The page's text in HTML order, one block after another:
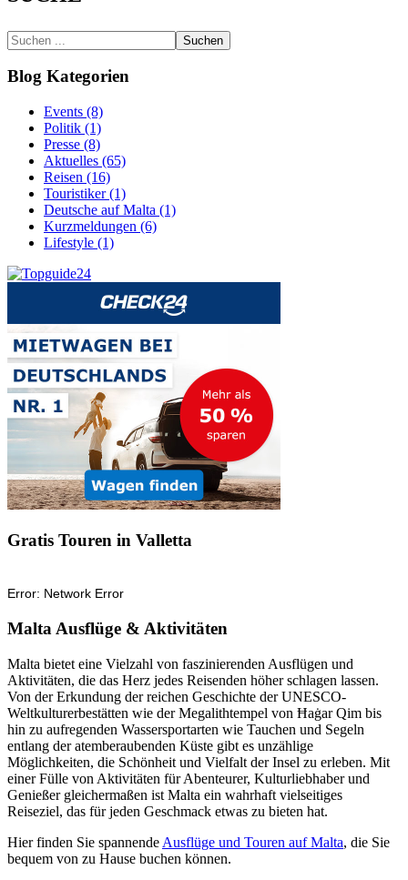
Suchen
Blog Kategorien
Events (8)
Politik (1)
Presse (8)
Aktuelles (65)
Reisen (16)
Touristiker (1)
Deutsche auf Malta (1)
Kurzmeldungen (6)
Lifestyle (1)
Gratis Touren in Valletta
Malta Ausflüge & Aktivitäten
Malta bietet eine Vielzahl von faszinierenden Ausflügen und
Aktivitäten, die das Herz jedes Reisenden höher schlagen lassen.
Von der Erkundung der reichen Geschichte der UNESCO-
Weltkulturerbestätten wie der Megalithtempel von Ħaġar Qim bis
hin zu aufregenden Wassersportarten wie Tauchen und Segeln
entlang der atemberaubenden Küste gibt es unzählige
Möglichkeiten, die Schönheit und Vielfalt der Insel zu erleben. Mit
einer Fülle von Aktivitäten für Abenteurer, Kulturliebhaber und
Genießer gleichermaßen ist Malta ein wahrhaft vielseitiges
Reiseziel, das für jeden Geschmack etwas zu bieten hat.
Hier finden Sie spannende Ausflüge und Touren auf Malta, die Sie
bequem von zu Hause buchen können.